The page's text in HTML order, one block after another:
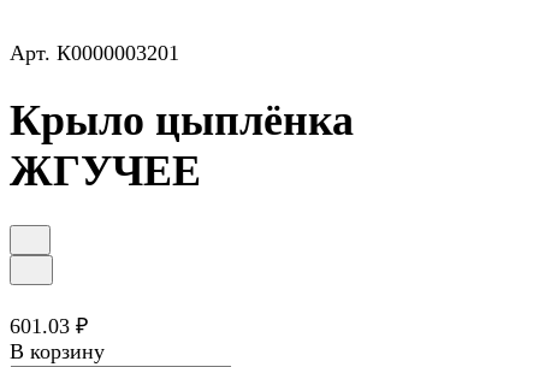
Арт. К0000003201
Крыло цыплёнка
ЖГУЧЕЕ
601.03 ₽
В корзину